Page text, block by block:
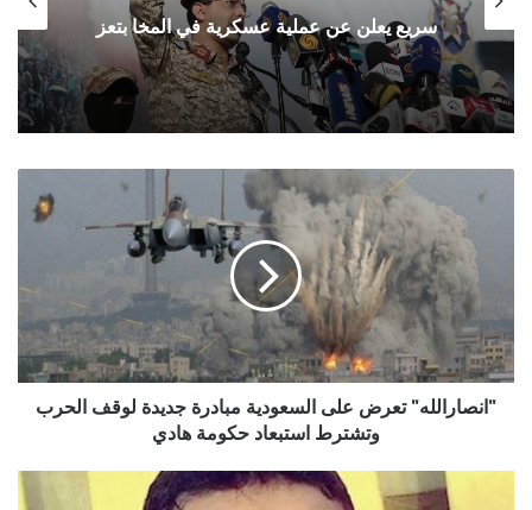
سريع يعلن عن عملية عسكرية في المخا بتعز
تعرض
السعودية
مبادرة
لوقف
الحرب
وتشترط
استبعاد
"انصارالله" تعرض على السعودية مبادرة جديدة لوقف الحرب
وتشترط استبعاد حكومة هادي